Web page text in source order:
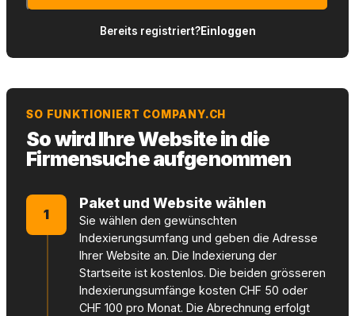
Bereits registriert?Einloggen
SO FUNKTIONIERT COMPANY.CH
So wird Ihre Website in die
Firmensuche aufgenommen
1
Paket und Website wählen
Sie wählen den gewünschten
Indexierungsumfang und geben die Adresse
Ihrer Website an. Die Indexierung der
Startseite ist kostenlos. Die beiden grösseren
Indexierungsumfänge kosten CHF 50 oder
CHF 100 pro Monat. Die Abrechnung erfolgt